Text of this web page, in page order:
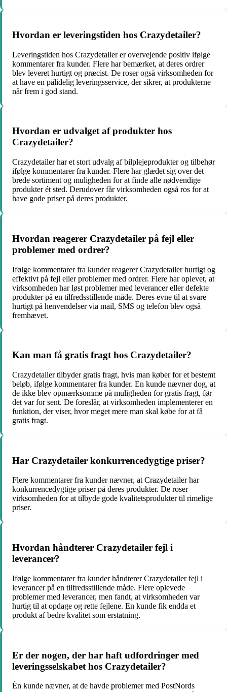
Hvordan er leveringstiden hos Crazydetailer?
Leveringstiden hos Crazydetailer er overvejende positiv ifølge
kommentarer fra kunder. Flere har bemærket, at deres ordrer
blev leveret hurtigt og præcist. De roser også virksomheden for
at have en pålidelig leveringsservice, der sikrer, at produkterne
når frem i god stand.
Hvordan er udvalget af produkter hos
Crazydetailer?
Crazydetailer har et stort udvalg af bilplejeprodukter og tilbehør
ifølge kommentarer fra kunder. Flere har glædet sig over det
brede sortiment og muligheden for at finde alle nødvendige
produkter ét sted. Derudover får virksomheden også ros for at
have gode priser på deres produkter.
Hvordan reagerer Crazydetailer på fejl eller
problemer med ordrer?
Ifølge kommentarer fra kunder reagerer Crazydetailer hurtigt og
effektivt på fejl eller problemer med ordrer. Flere har oplevet, at
virksomheden har løst problemer med leverancer eller defekte
produkter på en tilfredsstillende måde. Deres evne til at svare
hurtigt på henvendelser via mail, SMS og telefon blev også
fremhævet.
Kan man få gratis fragt hos Crazydetailer?
Crazydetailer tilbyder gratis fragt, hvis man køber for et bestemt
beløb, ifølge kommentarer fra kunder. En kunde nævner dog, at
de ikke blev opmærksomme på muligheden for gratis fragt, før
det var for sent. De foreslår, at virksomheden implementerer en
funktion, der viser, hvor meget mere man skal købe for at få
gratis fragt.
Har Crazydetailer konkurrencedygtige priser?
Flere kommentarer fra kunder nævner, at Crazydetailer har
konkurrencedygtige priser på deres produkter. De roser
virksomheden for at tilbyde gode kvalitetsprodukter til rimelige
priser.
Hvordan håndterer Crazydetailer fejl i
leverancer?
Ifølge kommentarer fra kunder håndterer Crazydetailer fejl i
leverancer på en tilfredsstillende måde. Flere oplevede
problemer med leverancer, men fandt, at virksomheden var
hurtig til at opdage og rette fejlene. En kunde fik endda et
produkt af bedre kvalitet som erstatning.
Er der nogen, der har haft udfordringer med
leveringsselskabet hos Crazydetailer?
Én kunde nævner, at de havde problemer med PostNords